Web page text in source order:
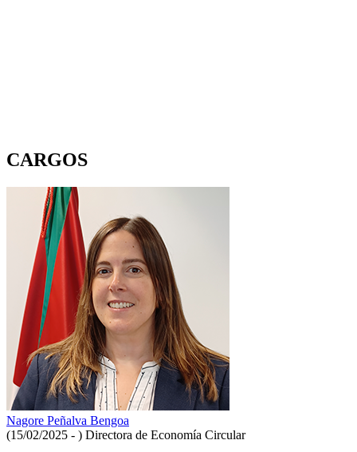
CARGOS
Nagore Peñalva Bengoa
(15/02/2025 - ) Directora de Economía Circular